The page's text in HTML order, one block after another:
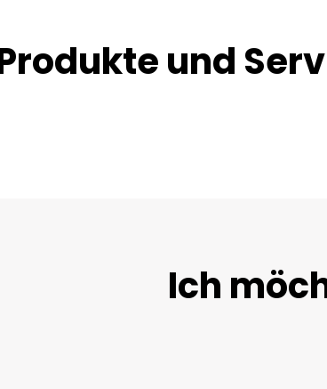
die Gutschrift auf Ihr Bankkonto unmittelbar,
Bargeld noch im Safe verwahrt wird
und
Ich